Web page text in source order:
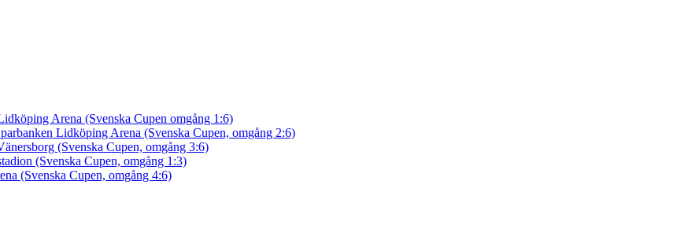
Arena (Svenska Cupen omgång 1:6)
Lidköping Arena (Svenska Cupen, omgång 2:6)
(Svenska Cupen, omgång 3:6)
(Svenska Cupen, omgång 1:3)
(Svenska Cupen, omgång 4:6)